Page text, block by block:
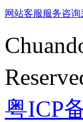
网站客服 服务咨询
粤ICP